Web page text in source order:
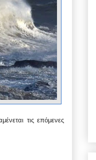
τις επόμενες